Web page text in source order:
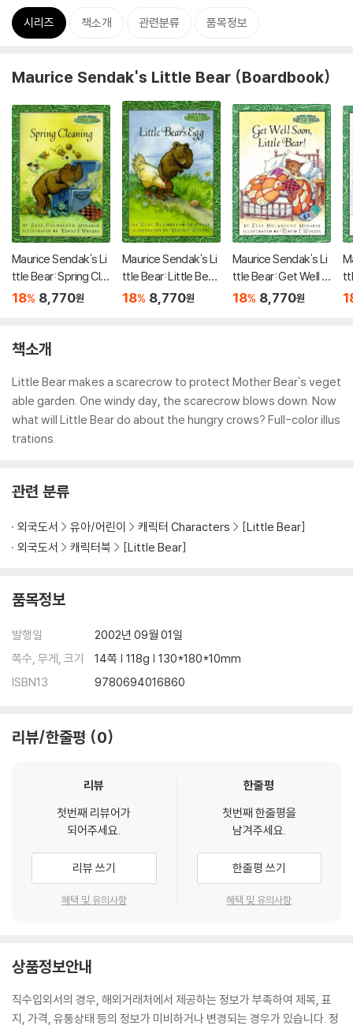
시리즈 책소개 관련분류 품목정보
Maurice Sendak's Little Bear (Boardbook)
Maurice Sendak's Li
ttle Bear: Spring Cle
aning
18% 8,770원
Maurice Sendak's Li
ttle Bear: Little Bea
r's Egg
18% 8,770원
Maurice Sendak's Li
ttle Bear: Get Well S
oon, Little Bear!
18% 8,770원
책소개
Little Bear makes a scarecrow to protect Mother Bear's veget
able garden. One windy day, the scarecrow blows down. Now
what will Little Bear do about the hungry crows? Full-color illus
trations.
관련 분류
외국도서 유아/어린이 캐릭터 Characters
[Little Bear]
외국도서
캐릭터북 [Little Bear]
품목정보
발행일
2002년 09월 01일
쪽수, 무게, 크기
14쪽 | 118g | 130*180*10mm
ISBN13
9780694016860
리뷰/한줄평 0
리뷰
첫번째 리뷰어가
되어주세요.
리뷰 쓰기
혜택 및 유의사항
한줄평
첫번째 한줄평을
남겨주세요.
한줄평 쓰기
혜택 및 유의사항
상품정보안내
직수입외서의 경우, 해외거래처에서 제공하는 정보가 부족하여 제목, 표
지, 가격, 유통상태 등의 정보가 미비하거나 변경되는 경우가 있습니다. 정